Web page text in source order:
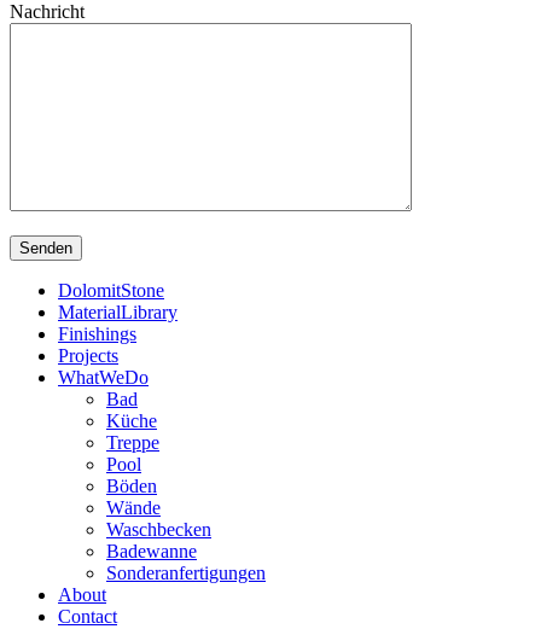
Nachricht
DolomitStone
MaterialLibrary
Finishings
Projects
WhatWeDo
Bad
Küche
Treppe
Pool
Böden
Wände
Waschbecken
Badewanne
Sonderanfertigungen
About
Contact